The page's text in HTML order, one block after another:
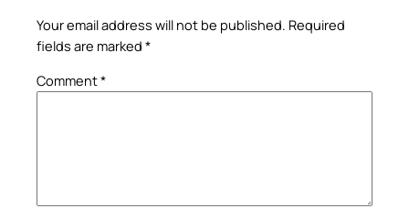
Your email address will not be published. Required
fields are marked *
Comment*